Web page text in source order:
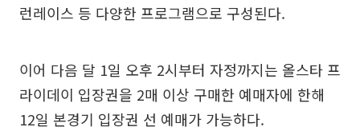
런레이스 등 다양한 프로그램으로 구성된다.
이어 다음 달 1일 오후 2시부터 자정까지는 올스타 프
라이데이 입장권을 2매 이상 구매한 예매자에 한해
12일 본경기 입장권 선 예매가 가능하다.